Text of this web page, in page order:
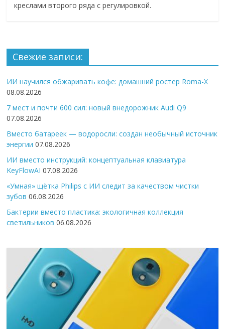
креслами второго ряда с регулировкой.
Свежие записи:
ИИ научился обжаривать кофе: домашний ростер Roma-X
08.08.2026
7 мест и почти 600 сил: новый внедорожник Audi Q9
07.08.2026
Вместо батареек — водоросли: создан необычный источник
энергии 07.08.2026
ИИ вместо инструкций: концептуальная клавиатура
KeyFlowAI 07.08.2026
«Умная» щётка Philips с ИИ следит за качеством чистки
зубов 06.08.2026
Бактерии вместо пластика: экологичная коллекция
светильников 06.08.2026